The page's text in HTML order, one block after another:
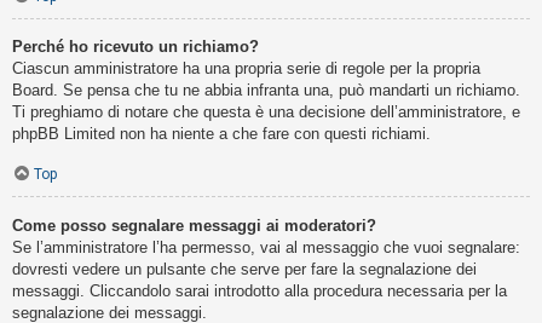
Perché ho ricevuto un richiamo?
Ciascun amministratore ha una propria serie di regole per la propria
Board. Se pensa che tu ne abbia infranta una, può mandarti un richiamo.
Ti preghiamo di notare che questa è una decisione dell’amministratore, e
phpBB Limited non ha niente a che fare con questi richiami.
Top
Come posso segnalare messaggi ai moderatori?
Se l’amministratore l’ha permesso, vai al messaggio che vuoi segnalare:
dovresti vedere un pulsante che serve per fare la segnalazione dei
messaggi. Cliccandolo sarai introdotto alla procedura necessaria per la
segnalazione dei messaggi.